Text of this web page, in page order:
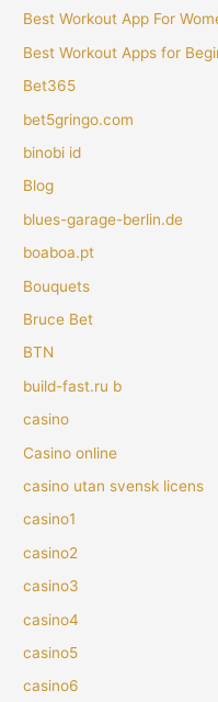
Best Workout App For
Best Workout Apps for
Bet365
bet5gringo.com
binobi id
Blog
blues-garage-berlin.de
boaboa.pt
Bouquets
Bruce Bet
BTN
build-fast.ru b
casino
Casino online
casino utan svensk licens
casino1
casino2
casino3
casino4
casino5
casino6